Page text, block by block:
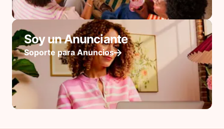
Soy un Anunciante
Soporte para Anuncios